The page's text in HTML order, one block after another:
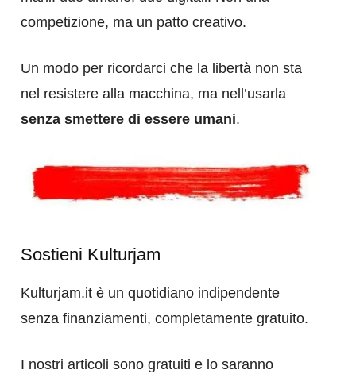
competizione, ma un patto creativo.
Un modo per ricordarci che la libertà non sta
nel resistere alla macchina, ma nell’usarla
senza smettere di essere umani.
Sostieni Kulturjam
Kulturjam.it è un quotidiano indipendente
senza finanziamenti, completamente gratuito.
I nostri articoli sono gratuiti e lo saranno